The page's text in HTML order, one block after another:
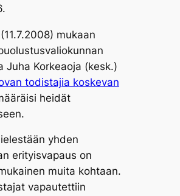
(11.7.2008) mukaan
Juha Korkeaoja (kesk.)
todistajia koskevan
heidät
yhden
erityisvapaus on
muita kohtaan.
vapautettiin